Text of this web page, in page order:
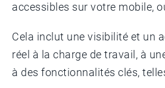
accessibles sur votre mobile,
Cela inclut une visibilité et un
réel à la charge de travail, à
à des fonctionnalités clés,